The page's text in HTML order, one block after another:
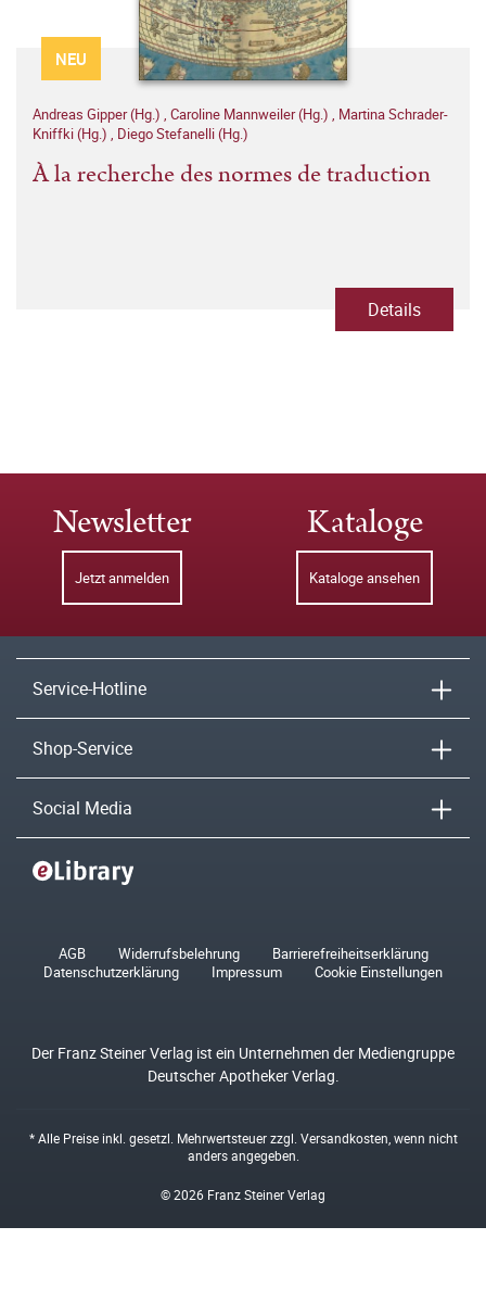
NEU
Andreas Gipper (Hg.) , Caroline Mannweiler (Hg.) , Martina Schrader-
Kniffki (Hg.) , Diego Stefanelli (Hg.)
À la recherche des normes de traduction
Details
Newsletter
Jetzt anmelden
Kataloge
Kataloge ansehen
Service-Hotline
Shop-Service
Social Media
AGB Widerrufsbelehrung
Barrierefreiheitserklärung
Datenschutzerklärung
Impressum Cookie Einstellungen
Der Franz Steiner Verlag ist ein Unternehmen der Mediengruppe
Deutscher Apotheker Verlag.
* Alle Preise inkl. gesetzl. Mehrwertsteuer zzgl. Versandkosten , wenn nicht
anders angegeben.
© 2026 Franz Steiner Verlag